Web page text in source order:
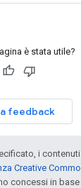
è stata utile?
feedback
i
Creative
concessi in base